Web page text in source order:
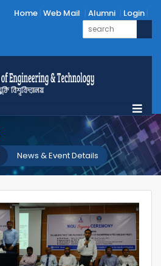
Home Web Mail Alumni Login
News & Event Details